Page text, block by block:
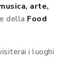
arte,
della Food
i luoghi